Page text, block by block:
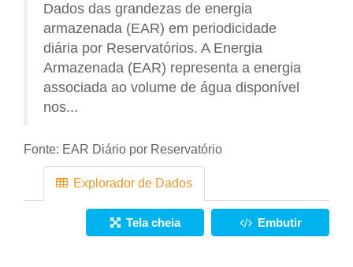
Dados das grandezas de energia
armazenada (EAR) em periodicidade
diária por Reservatórios. A Energia
Armazenada (EAR) representa a energia
associada ao volume de água disponível
nos...
Fonte: EAR Diário por Reservatório
Explorador de Dados
Tela cheia Embutir